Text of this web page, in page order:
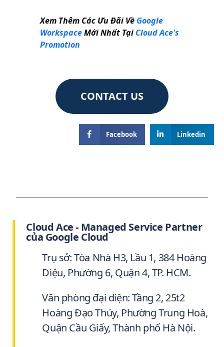
Xem Thêm Các Ưu Đãi Về Google
WorkspaceMới Nhất Tại Cloud Ace's
Promotion
CONTACT US
Facebook Linkedin
Cloud Ace - Managed Service Partner
của Google Cloud
Trụ sở: Tòa Nhà H3, Lầu 1, 384 Hoàng
Diệu, Phường 6, Quận 4, TP. HCM.
Văn phòng đại diện: Tầng 2, 25t2
Hoàng Đạo Thúy, Phường Trung Hoà,
Quận Cầu Giấy, Thành phố Hà Nội.